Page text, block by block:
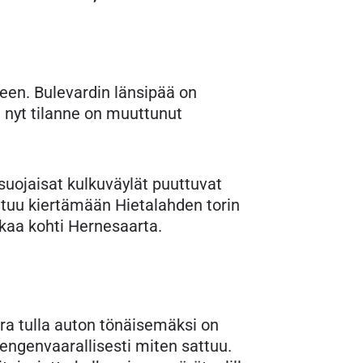
Bulevardin länsipää on
tilanne on muuttunut
kulkuväylät puuttuvat
kiertämään Hietalahden torin
kohti Hernesaarta.
tulla auton tönäisemäksi on
miten sattuu.